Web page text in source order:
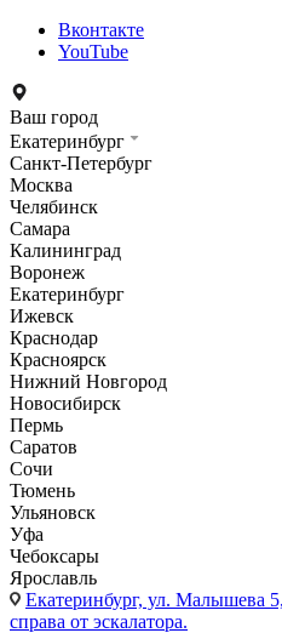
Вконтакте
YouTube
Ваш город
Екатеринбург
Санкт-Петербург
Москва
Челябинск
Самара
Калининград
Воронеж
Екатеринбург
Ижевск
Краснодар
Красноярск
Нижний Новгород
Новосибирск
Пермь
Саратов
Сочи
Тюмень
Ульяновск
Уфа
Чебоксары
Ярославль
Екатеринбург, ул. Малышева
справа от эскалатора.